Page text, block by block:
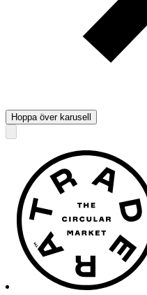
Hoppa över karusell